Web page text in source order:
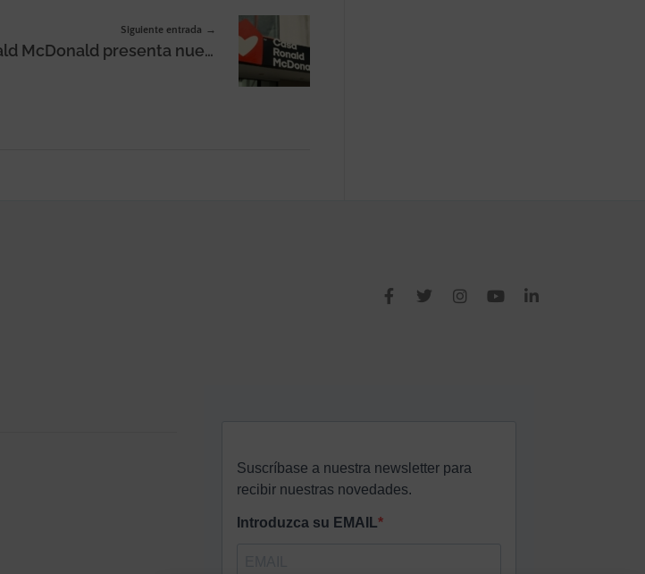
Siguiente entrada
Casa Ronald McDonald presenta nueva imagen visual y verbal en España, incluyendo cambio de nombre y logo